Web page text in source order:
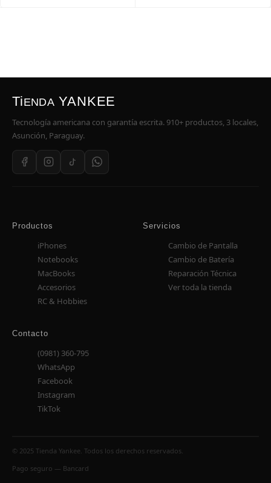
TiENDA YANKEE
Tecnología americana con garantía escrita. 910+ productos, 3 locales,
Asunción, Paraguay.
Productos
iPhones
Notebooks
MacBooks
Accesorios
RC & Hobbies
Servicios
Cambio de Pantalla
Cambio de Batería
Reparación Técnica
Ver toda la tienda
Contacto
(0981) 360-795
WhatsApp
Facebook
Instagram
TikTok
© 2025 Tienda Yankee. Todos los derechos reservados.
Pago seguro — Bancard